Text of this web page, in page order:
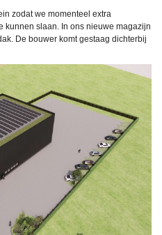
zodat we momenteel extra
kunnen slaan. In ons nieuwe magazijn
De bouwer komt gestaag dichterbij